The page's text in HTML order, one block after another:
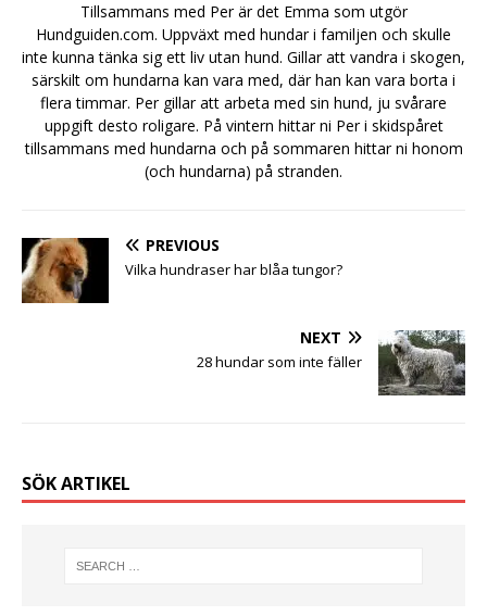
Tillsammans med Per är det Emma som utgör
Hundguiden.com. Uppväxt med hundar i familjen och skulle
inte kunna tänka sig ett liv utan hund. Gillar att vandra i skogen,
särskilt om hundarna kan vara med, där han kan vara borta i
flera timmar. Per gillar att arbeta med sin hund, ju svårare
uppgift desto roligare. På vintern hittar ni Per i skidspåret
tillsammans med hundarna och på sommaren hittar ni honom
(och hundarna) på stranden.
PREVIOUS
Vilka hundraser har blåa tungor?
NEXT
28 hundar som inte fäller
SÖK ARTIKEL